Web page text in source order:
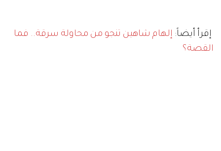
إقرأ أيضاً: إلهام شاهين تنجو من محاولة سرقة.. فما
القصة؟